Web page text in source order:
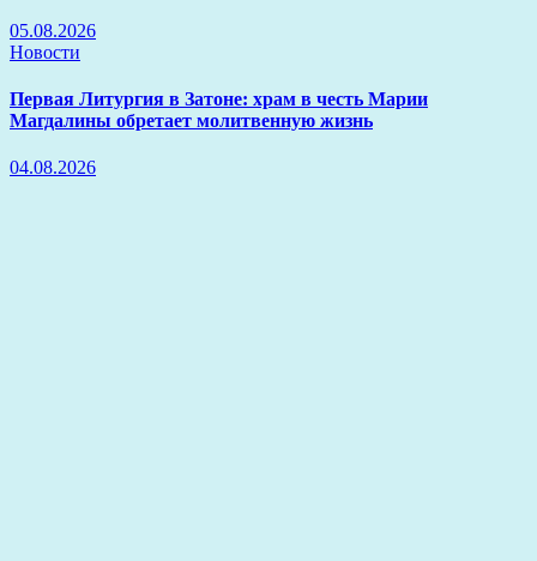
05.08.2026
Новости
Первая Литургия в Затоне: храм в честь Марии
Магдалины обретает молитвенную жизнь
04.08.2026